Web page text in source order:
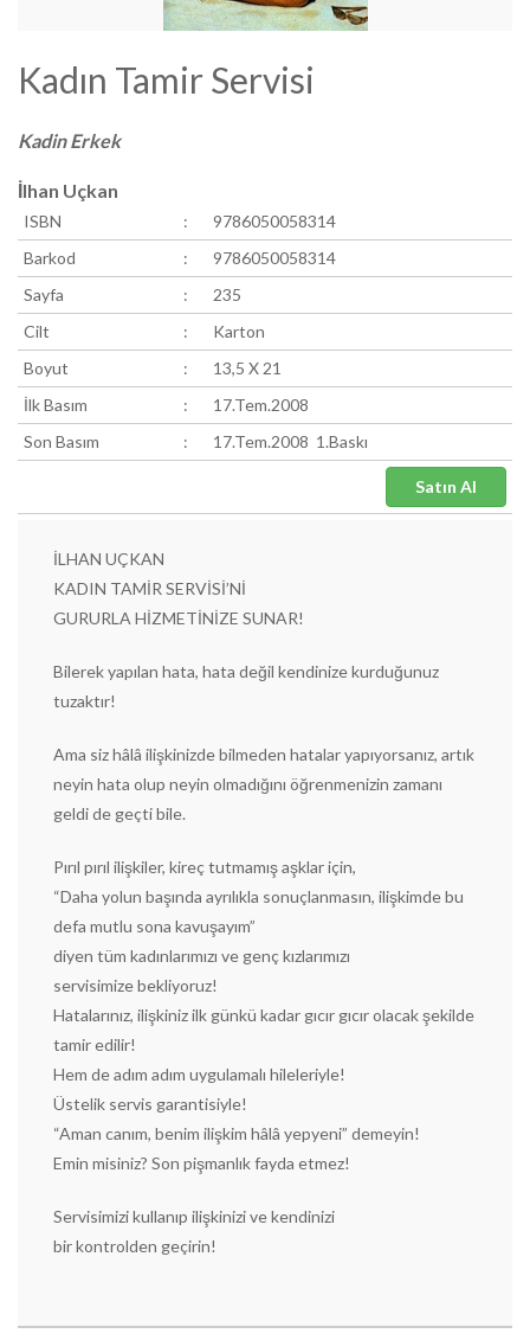
Kadın Tamir Servisi
Kadin Erkek
İlhan Uçkan
ISBN :
9786050058314
Barkod
:
9786050058314
Sayfa
:
235
Cilt
:
Karton
Boyut
:
13,5 X 21
İlk Basım
:
17.Tem.2008
Son Basım
: 17.Tem.2008 1.Baskı
İLHAN UÇKAN
KADIN TAMİR SERVİSİ’Nİ
GURURLA HİZMETİNİZE SUNAR!
Bilerek yapılan hata, hata değil kendinize kurduğunuz
tuzaktır!
Ama siz hâlâ ilişkinizde bilmeden hatalar yapıyorsanız, artık
neyin hata olup neyin olmadığını öğrenmenizin zamanı
geldi de geçti bile.
Pırıl pırıl ilişkiler, kireç tutmamış aşklar için,
“Daha yolun başında ayrılıkla sonuçlanmasın, ilişkimde bu
defa mutlu sona kavuşayım”
diyen tüm kadınlarımızı ve genç kızlarımızı
servisimize bekliyoruz!
Hatalarınız, ilişkiniz ilk günkü kadar gıcır gıcır olacak şekilde
tamir edilir!
Hem de adım adım uygulamalı hileleriyle!
Üstelik servis garantisiyle!
“Aman canım, benim ilişkim hâlâ yepyeni” demeyin!
Emin misiniz? Son pişmanlık fayda etmez!
Servisimizi kullanıp ilişkinizi ve kendinizi
bir kontrolden geçirin!